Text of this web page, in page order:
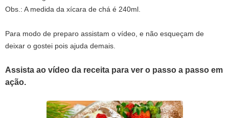
Obs.: A medida da xícara de chá é 240ml.
Para modo de preparo assistam o vídeo, e não esqueçam de
deixar o gostei pois ajuda demais.
Assista ao vídeo da receita para ver o passo a passo em
ação.